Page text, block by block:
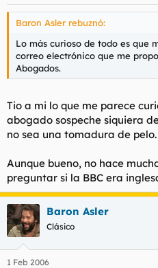
Baron Asler rebuznó:
Lo más curioso de todo es que
correo electrónico que me
Abogados.
Tio a mi lo que me parece
abogado sospeche siquiera
no sea una tomadura de pelo.
Aunque bueno, no hace
preguntar si la BBC era
Baron Asler
Clásico
1 Feb 2006